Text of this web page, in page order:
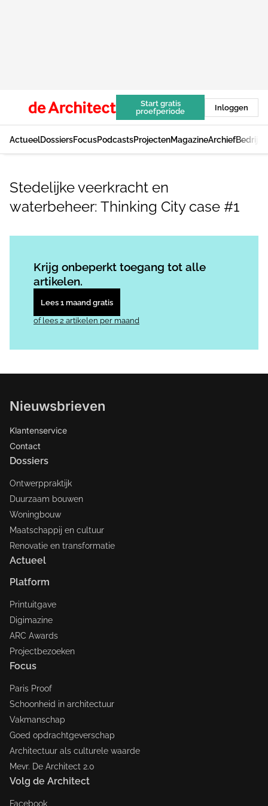
Start gratis
proefperiode
Inloggen
ActueelDossiersFocusPodcastsProjectenMagazineArchief
Stedelijke veerkracht en
waterbeheer: Thinking City case #1
Krijg onbeperkt toegang tot alle
artikelen.
Lees 1 maand gratis
of lees 2 artikelen per maand
Nieuwsbrieven
Klantenservice
Contact
Dossiers
Ontwerppraktijk
Duurzaam bouwen
Woningbouw
Maatschappij en cultuur
Renovatie en transformatie
Actueel
Platform
Printuitgave
Digimazine
ARC Awards
Projectbezoeken
Focus
Paris Proof
Schoonheid in architectuur
Vakmanschap
Goed opdrachtgeverschap
Architectuur als culturele waarde
Mevr. De Architect 2.0
Volg de Architect
Facebook